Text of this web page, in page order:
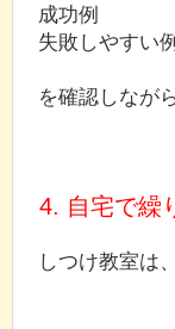
成功例
失敗しやすい
を確認しなが
4. 自宅で繰
しつけ教室は、